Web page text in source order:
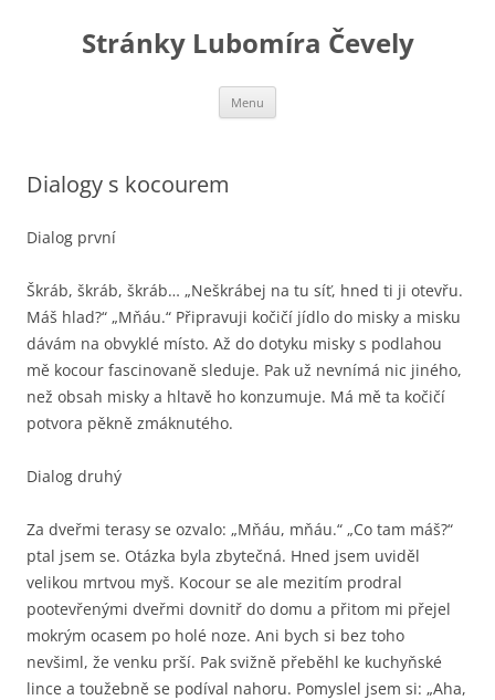
Stránky Lubomíra Čevely
Menu
Dialogy s kocourem
Dialog první
Škráb, škráb, škráb… „Neškrábej na tu síť, hned ti ji otevřu.
Máš hlad?“ „Mňáu.“ Připravuji kočičí jídlo do misky a misku
dávám na obvyklé místo. Až do dotyku misky s podlahou
mě kocour fascinovaně sleduje. Pak už nevnímá nic jiného,
než obsah misky a hltavě ho konzumuje. Má mě ta kočičí
potvora pěkně zmáknutého.
Dialog druhý
Za dveřmi terasy se ozvalo: „Mňáu, mňáu.“ „Co tam máš?“
ptal jsem se. Otázka byla zbytečná. Hned jsem uviděl
velikou mrtvou myš. Kocour se ale mezitím prodral
pootevřenými dveřmi dovnitř do domu a přitom mi přejel
mokrým ocasem po holé noze. Ani bych si bez toho
nevšiml, že venku prší. Pak svižně přeběhl ke kuchyňské
lince a toužebně se podíval nahoru. Pomyslel jsem si: „Aha,